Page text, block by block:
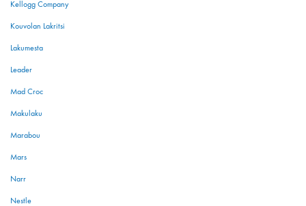
Kellogg Company
Kouvolan Lakritsi
Lakumesta
Leader
Mad Croc
Makulaku
Marabou
Mars
Narr
Nestle